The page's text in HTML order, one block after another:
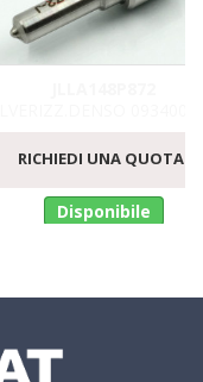
RICHIEDI UNA
Disponibile